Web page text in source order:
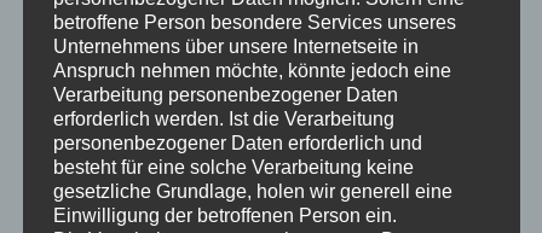
Bentoproof Injekt
PolyproofX 1
PolyproofX 1 Injekt
Polymer Quellpaste SX 100
betroffene Person besondere Services unseres
Unternehmens über unsere Internetseite in
Anspruch nehmen möchte, könnte jedoch eine
Verarbeitung personenbezogener Daten
erforderlich werden. Ist die Verarbeitung
personenbezogener Daten erforderlich und
besteht für eine solche Verarbeitung keine
gesetzliche Grundlage, holen wir generell eine
Einwilligung der betroffenen Person ein.